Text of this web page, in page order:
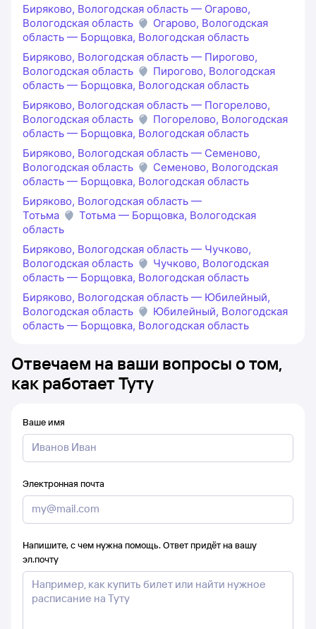
Биряково, Вологодская область — Огарово,
Вологодская область
Огарово, Вологодская
область — Борщовка, Вологодская область
Биряково, Вологодская область — Пирогово,
Вологодская область
Пирогово, Вологодская
область — Борщовка, Вологодская область
Биряково, Вологодская область — Погорелово,
Вологодская область
Погорелово, Вологодская
область — Борщовка, Вологодская область
Биряково, Вологодская область — Семеново,
Вологодская область
Семеново, Вологодская
область — Борщовка, Вологодская область
Биряково, Вологодская область —
Тотьма
Тотьма — Борщовка, Вологодская
область
Биряково, Вологодская область — Чучково,
Вологодская область
Чучково, Вологодская
область — Борщовка, Вологодская область
Биряково, Вологодская область — Юбилейный,
Вологодская область
Юбилейный, Вологодская
область — Борщовка, Вологодская область
Отвечаем на ваши вопросы о том,
как работает Туту
Ваше имя
Электронная почта
Напишите, с чем нужна помощь. Ответ придёт на вашу
эл.почту